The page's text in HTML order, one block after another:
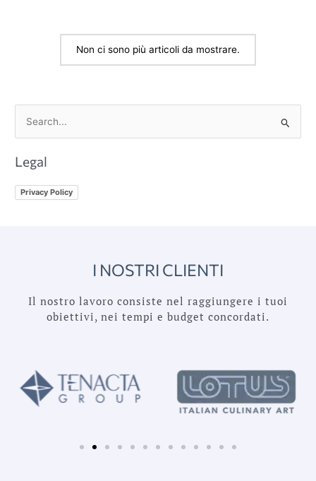
Non ci sono più articoli da mostrare.
a
Legal
Privacy Policy
I NOSTRI CLIENTI
Il nostro lavoro consiste nel raggiungere i tuoi
obiettivi, nei tempi e budget concordati.